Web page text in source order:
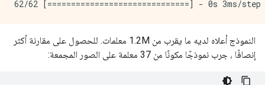
النموذج أعلاه لديه ما يقرب من 1.2M معلمات. للحصول على مقارنة أكثر
إنصافًا ، جرب نموذجًا مكونًا من 37 معلمة على الصور المجمعة: